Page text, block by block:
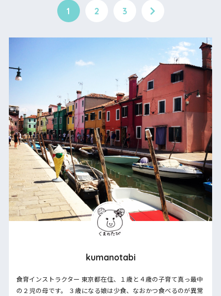
1 2 3
kumanotabi
食育インストラクター 東京都在住、１歳と４歳の子育て真っ最中
の２児の母です。 ３歳になる娘は少食、なおかつ食べるのが異常